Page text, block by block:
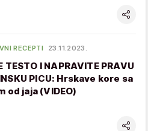
RECEPTI 23.11.2023.
TESTO I NAPRAVITE PRAVU
PICU: Hrskave kore sa
od jaja (VIDEO)